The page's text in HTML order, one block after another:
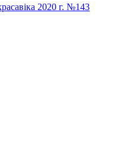
2020 г. №143